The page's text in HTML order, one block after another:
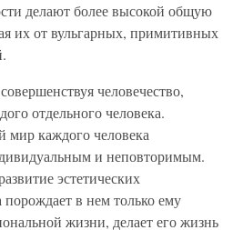
делают более высокой общую
их от вульгарных, примитивных
человечество,
отдельного человека.
мир каждого человека
и неповторимым.
эстетических
порождает в нем только ему
жизни, делает его жизнь